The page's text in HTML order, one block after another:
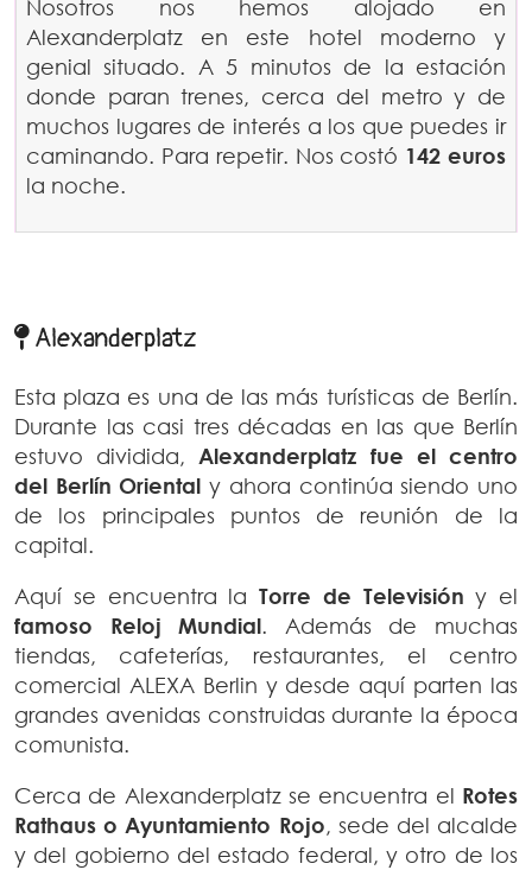
Nosotros nos hemos alojado en
Alexanderplatz en este hotel moderno y
genial situado. A 5 minutos de la estación
donde paran trenes, cerca del metro y de
muchos lugares de interés a los que puedes ir
caminando. Para repetir. Nos costó 142 euros
la noche.
Alexanderplatz
Esta plaza es una de las más turísticas de Berlín.
Durante las casi tres décadas en las que Berlín
estuvo dividida, Alexanderplatz fue el centro
del Berlín Orientaly ahora continúa siendo uno
de los principales puntos de reunión de la
capital.
Aquí se encuentra la Torre de Televisióny el
famoso Reloj Mundial. Además de muchas
tiendas, cafeterías, restaurantes, el centro
comercial ALEXA Berlin y desde aquí parten las
grandes avenidas construidas durante la época
comunista.
Cerca de Alexanderplatz se encuentra el Rotes
Rathaus o Ayuntamiento Rojo, sede del alcalde
y del gobierno del estado federal, y otro de los